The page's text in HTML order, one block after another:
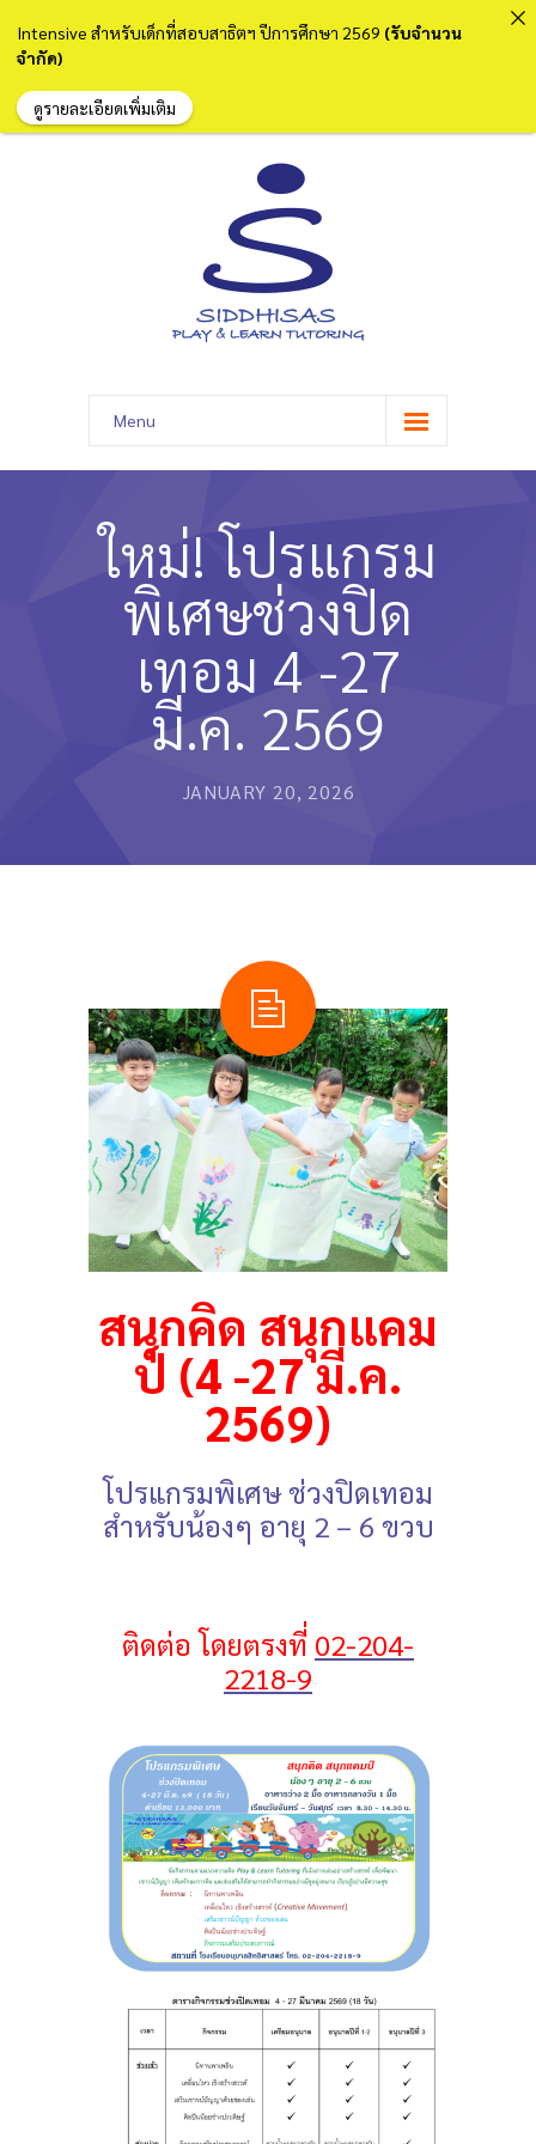
Menu
หน้าแรก
เกี่ยวกับเรา
หลักสูตรและการสอน
ความประทับใจ
บุคลากร
คำถามที่พบบ่อย
ใหม่! โปรแกรม
พิเศษช่วงปิด
เทอม 4 -27
มี.ค. 2569
JANUARY 20, 2026
สนุกคิด สนุกแคม
ป์ (4 -27 มี.ค.
2569)
โปรแกรมพิเศษ ช่วงปิดเทอม
สำหรับน้องๆ อายุ 2 – 6 ขวบ
ติดต่อ โดยตรงที่ 02-204-
2218-9
Intensive สำหรับเด็กที่สอบสาธิตฯ ปีการศึกษา 2569 (รับจำนวน
จำกัด)
ดูรายละเอียดเพิ่มเติม